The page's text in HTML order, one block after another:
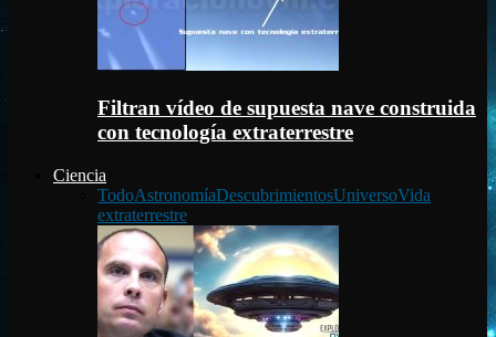
Filtran vídeo de supuesta nave construida
con tecnología extraterrestre
Ciencia
TodoAstronomíaDescubrimientosUniversoVida
extraterrestre